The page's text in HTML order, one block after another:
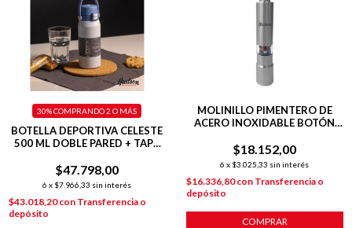
BOTELLA DEPORTIVA CELESTE
500 ML DOBLE PARED + TAPA
$47.798,00
6 x $7.966,33 sin interés
30%COMPRANDO 2 O MÁS
$43.018,20con Transferencia o
depósito
MOLINILLO PIMENTERO DE
ACERO INOXIDABLE BOTÓN
$18.152,00
6 x $3.025,33 sin interés
$16.336,80con Transferencia o
depósito
COMPRAR